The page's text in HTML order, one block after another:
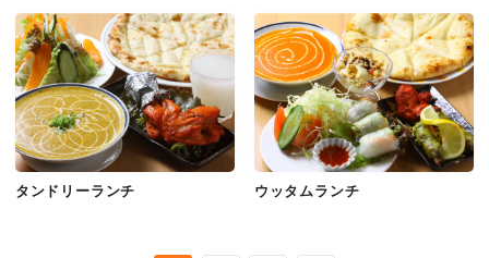
タンドリーランチ ウッタムランチ